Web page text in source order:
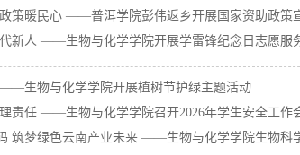
策暖民心 ——普洱学院彭伟返乡开展国家资助政策
新人 ——生物与化学学院开展学雷锋纪念日志愿服
生物与化学学院开展植树节护绿主题活动
责任 ——生物与化学学院召开2026年学生安全工作
筑梦绿色云南产业未来 ——生物与化学学院生物科